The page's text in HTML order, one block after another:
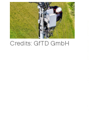
Credits: GfTD GmbH